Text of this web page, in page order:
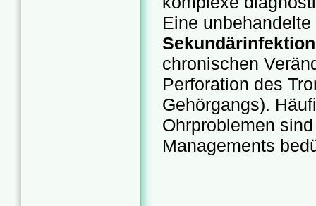
Eine
chronischen
Perforation des
Gehörgangs).
Ohrproblemen
Managements